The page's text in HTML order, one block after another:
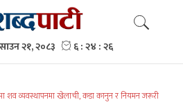
सगरमाथा क्षेत्रमा शव व्यवस्थापनमा खेलाची, कडा कानुन र नियमन जरूरी